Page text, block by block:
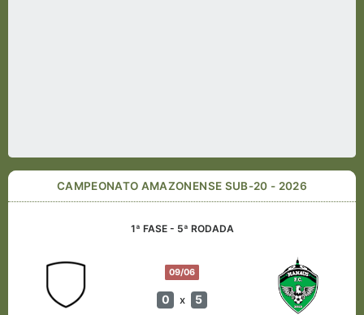
CAMPEONATO AMAZONENSE SUB-20 - 2026
1ª FASE - 5ª RODADA
09/06
0 x 5